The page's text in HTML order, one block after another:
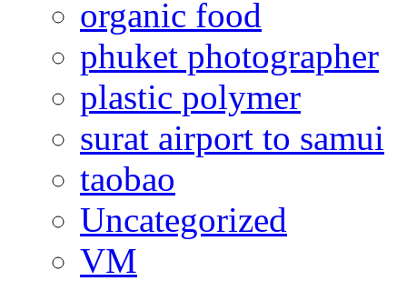
organic food
phuket photographer
plastic polymer
surat airport to samui
taobao
Uncategorized
VM